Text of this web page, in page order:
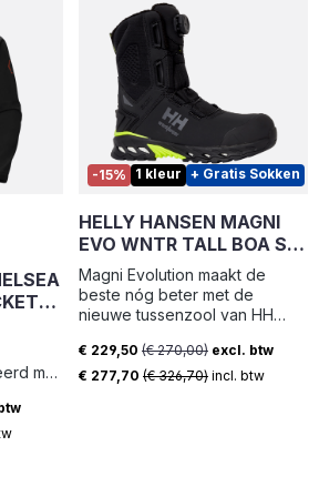
zorgt ervoor dat de sweater
zacht aanvoelt.
met
-15% 1 kleur + Gratis Sokken
HELLY HANSEN MAGNI
EVO WNTR TALL BOA S7L
HT 78345
Magni Evolution maakt de
beste nóg beter met de
nieuwe tussenzool van HH
voor de optimale combinatie
van demping, stabiliteit en
Verkoopprijs:
€ 229,50 (€ 270,00) excl. btw
€ 277,70 (€ 326,70) incl. btw